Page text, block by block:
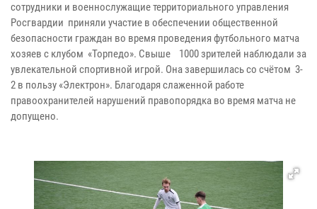
сотрудники и военнослужащие территориального управления
Росгвардии приняли участие в обеспечении общественной
безопасности граждан во время проведения футбольного матча
хозяев с клубом «Торпедо». Свыше 1000 зрителей наблюдали за
увлекательной спортивной игрой. Она завершилась со счётом 3-
2 в пользу «Электрон». Благодаря слаженной работе
правоохранителей нарушений правопорядка во время матча не
допущено.